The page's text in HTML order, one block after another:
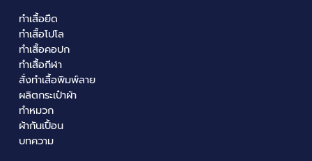
ทำเสื้อยืด
ทำเสื้อโปโล
ทำเสื้อคอปก
ทำเสื้อกีฬา
สั่งทำเสื้อพิมพ์ลาย
ผลิตกระเป๋าผ้า
ทำหมวก
ผ้ากันเปื้อน
บทความ